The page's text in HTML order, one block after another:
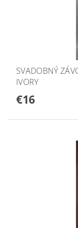
SVADOBNÝ
IVORY
€16